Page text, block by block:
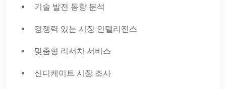
기술 발전 동향 분석
경쟁력 있는 시장 인텔리전스
맞춤형 리서치 서비스
신디케이트 시장 조사